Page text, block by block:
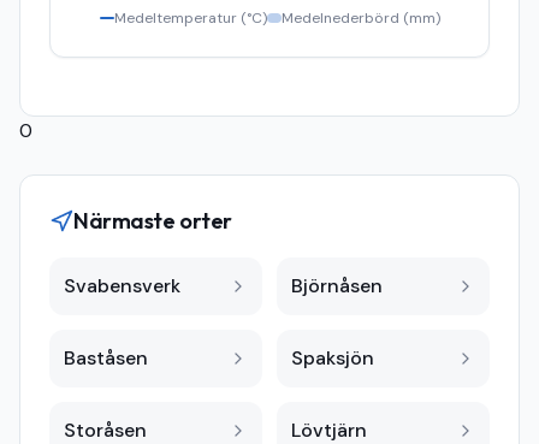
Medeltemperatur (°C) Medelnederbörd (mm)
0
Närmaste orter
Svabensverk Björnåsen
Baståsen Spaksjön
Storåsen Lövtjärn